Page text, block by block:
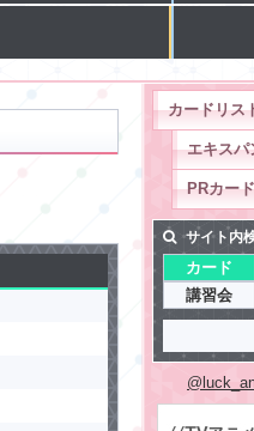
カードリス
エキスパ
PRカー
サイト内
カード
講習会